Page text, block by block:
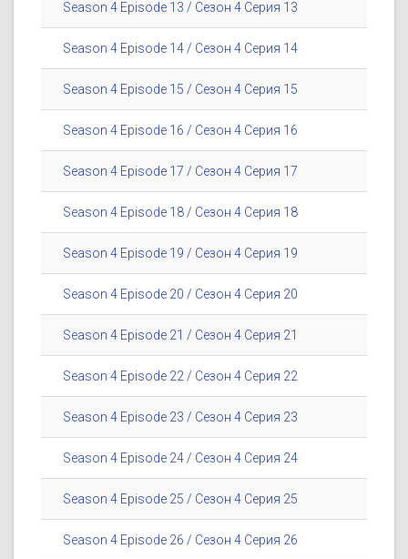
Season 4 Episode 13 / Сезон 4 Серия 13
Season 4 Episode 14 / Сезон 4 Серия 14
Season 4 Episode 15 / Сезон 4 Серия 15
Season 4 Episode 16 / Сезон 4 Серия 16
Season 4 Episode 17 / Сезон 4 Серия 17
Season 4 Episode 18 / Сезон 4 Серия 18
Season 4 Episode 19 / Сезон 4 Серия 19
Season 4 Episode 20 / Сезон 4 Серия 20
Season 4 Episode 21 / Сезон 4 Серия 21
Season 4 Episode 22 / Сезон 4 Серия 22
Season 4 Episode 23 / Сезон 4 Серия 23
Season 4 Episode 24 / Сезон 4 Серия 24
Season 4 Episode 25 / Сезон 4 Серия 25
Season 4 Episode 26 / Сезон 4 Серия 26